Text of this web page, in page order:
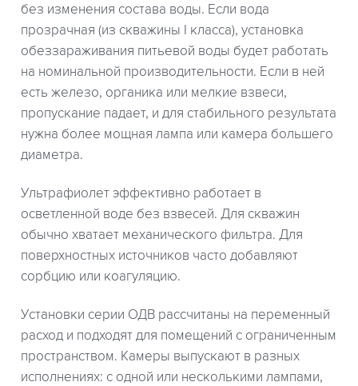
без изменения состава воды. Если вода
прозрачная (из скважины I класса), установка
обеззараживания питьевой воды будет работать
на номинальной производительности. Если в ней
есть железо, органика или мелкие взвеси,
пропускание падает, и для стабильного результата
нужна более мощная лампа или камера большего
диаметра.
Ультрафиолет эффективно работает в
осветленной воде без взвесей. Для скважин
обычно хватает механического фильтра. Для
поверхностных источников часто добавляют
сорбцию или коагуляцию.
Установки серии ОДВ рассчитаны на переменный
расход и подходят для помещений с ограниченным
пространством. Камеры выпускают в разных
исполнениях: с одной или несколькими лампами,